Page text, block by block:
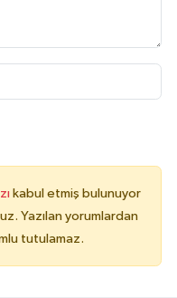
kabul etmiş bulunuyor
Yazılan yorumlardan
tutulamaz.